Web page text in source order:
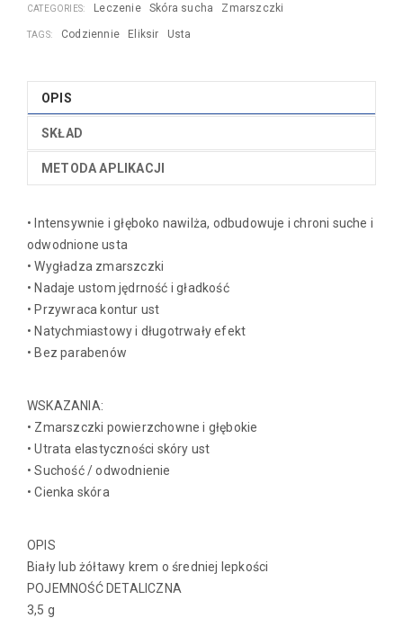
CATEGORIES: Leczenie Skóra sucha Zmarszczki
TAGS: Codziennie Eliksir Usta
OPIS
SKŁAD
METODA APLIKACJI
• Intensywnie i głęboko nawilża, odbudowuje i chroni suche i
odwodnione usta
• Wygładza zmarszczki
• Nadaje ustom jędrność i gładkość
• Przywraca kontur ust
• Natychmiastowy i długotrwały efekt
• Bez parabenów
WSKAZANIA:
• Zmarszczki powierzchowne i głębokie
• Utrata elastyczności skóry ust
• Suchość / odwodnienie
• Cienka skóra
OPIS
Biały lub żółtawy krem o średniej lepkości
POJEMNOŚĆ DETALICZNA
3,5 g